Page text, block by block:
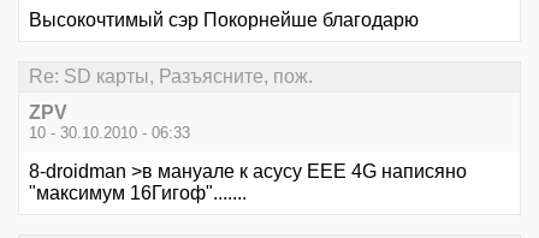
Высокочтимый сэр Покорнейше благодарю
Re: SD карты, Разъясните, пож.
ZPV
10 - 30.10.2010 - 06:33
8-droidman >в мануале к асусу EEE 4G написяно
"максимум 16Гигоф".......